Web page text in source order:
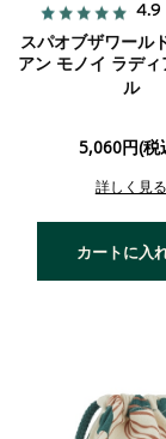
4.9
スパオブザワール
アン モノイ ラディ
ル
5,060円(税
詳しく見る
カートに入